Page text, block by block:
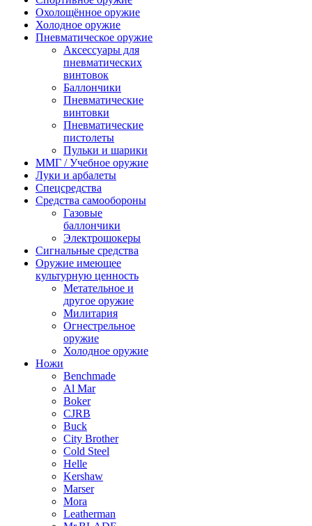
Охолощённое оружие
Холодное оружие
Пневматическое оружие
Аксессуары для
пневматических
винтовок
Баллончики
Пневматические
винтовки
Пневматические
пистолеты
Пульки и шарики
ММГ / Учебное оружие
Луки и арбалеты
Спецсредства
Средства самообороны
Газовые
баллончики
Электрошокеры
Сигнальные средства
Оружие имеющее
культурную ценность
Метательное и
другое оружие
Милитария
Огнестрельное
оружие
Холодное оружие
Ножи
Benchmade
Al Mar
Boker
CJRB
Buck
City Brother
Cold Steel
Helle
Kershaw
Marser
Mora
Leatherman